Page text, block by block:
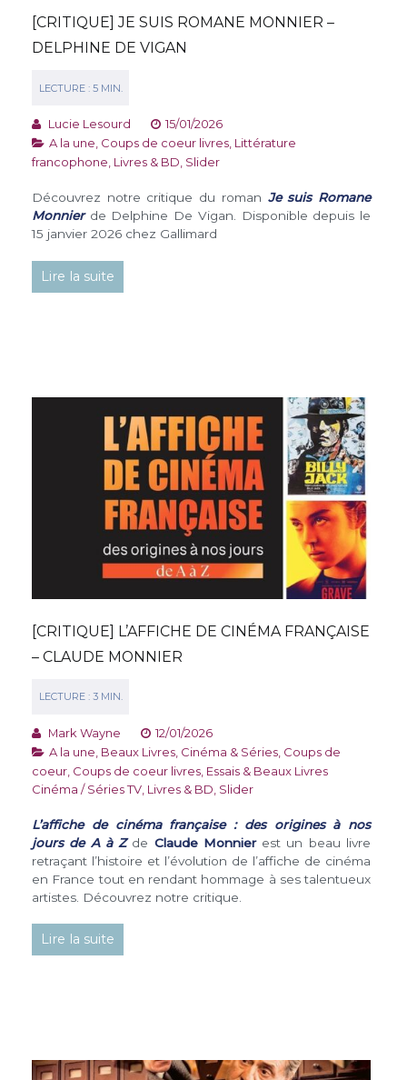
[CRITIQUE] JE SUIS ROMANE MONNIER –
DELPHINE DE VIGAN
Lucie Lesourd
15/01/2026
A la une Coups de coeur livres Littérature
francophone Livres & BD Slider
Découvrez notre critique du roman Je suis Romane
Monnierde Delphine De Vigan. Disponible depuis le
15 janvier 2026 chez Gallimard
Lire la suite
[CRITIQUE] L’AFFICHE DE CINÉMA FRANÇAISE
– CLAUDE MONNIER
Mark Wayne
12/01/2026
A la une Beaux Livres Cinéma & Séries Coups de
coeur Coups de coeur livres Essais & Beaux Livres
Cinéma / Séries TV Livres & BD Slider
L’affiche de cinéma française : des origines à nos
jours de A à Z de Claude Monnierest un beau livre
retraçant l’histoire et l’évolution de l’affiche de cinéma
en France tout en rendant hommage à ses talentueux
artistes. Découvrez notre critique.
Lire la suite